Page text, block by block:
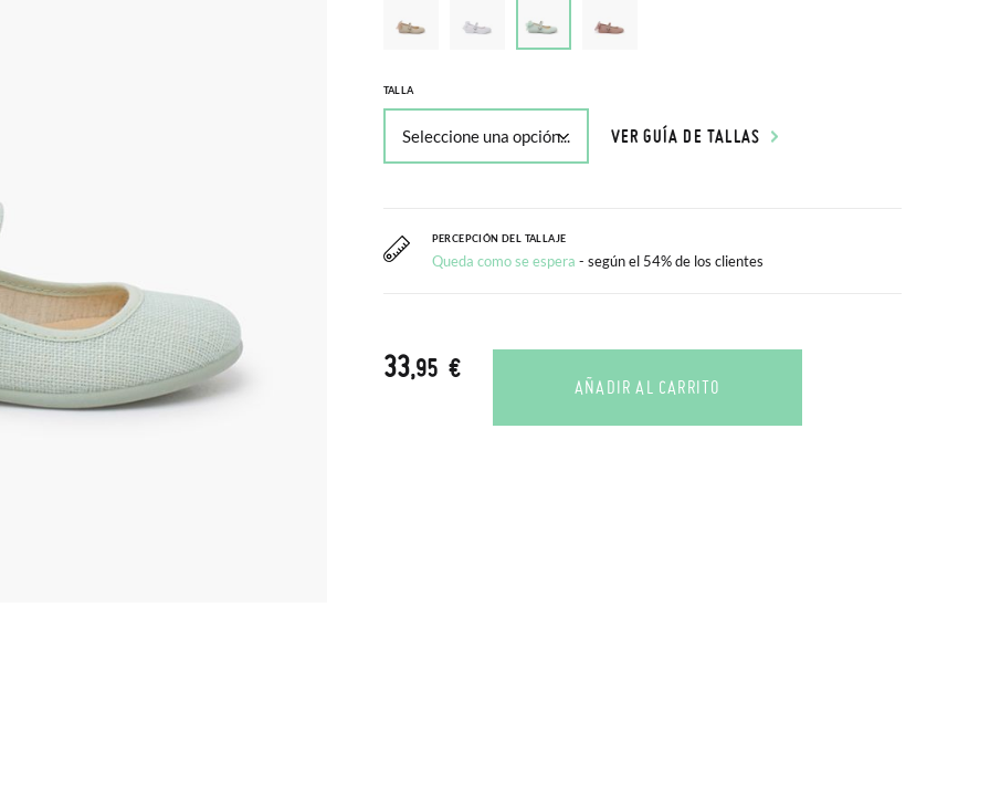
TALLA
VER GUÍA DE TALLAS
PERCEPCIÓN DEL TALLAJE
Queda como se espera - según el 54% de los clientes
33,95 €
AÑADIR AL CARRITO